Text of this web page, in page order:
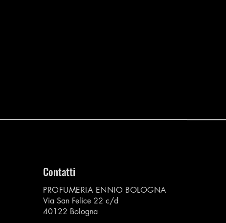
Contatti
PROFUMERIA ENNIO BOLOGNA
Via San Felice 22 c/d
40122 Bologna